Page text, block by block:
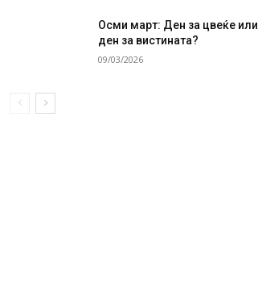
Осми март: Ден за цвеќе или
ден за вистината?
09/03/2026